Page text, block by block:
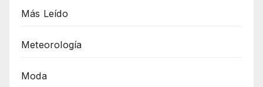
Más Leído
Meteorología
Moda